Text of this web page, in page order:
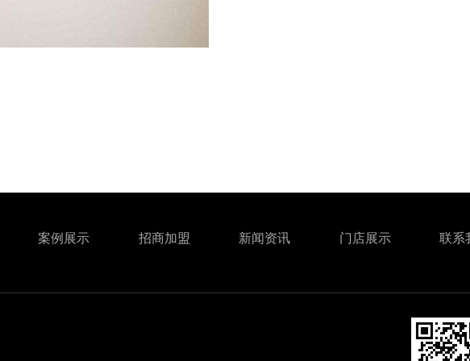
案例展示 招商加盟 新闻资讯 门店展示 联系